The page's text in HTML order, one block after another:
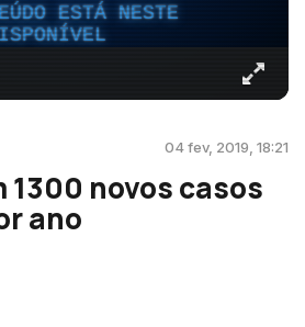
ESTÁ NESTE
04 fev, 2019, 18:21
1300 novos casos
ano